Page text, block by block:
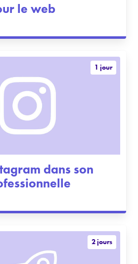
le web
1 jour
dans son
2 jours